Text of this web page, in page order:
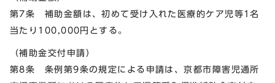
第7条 補助金額は、初めて受け入れた医療的ケア児等1名
当たり100,000円とする。
（補助金交付申請）
第8条 条例第9条の規定による申請は、京都市障害児通所